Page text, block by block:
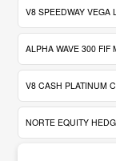
V8 SPEEDWAY VEGA
ALPHA WAVE 300 FIF
V8 CASH PLATINUM
NORTE EQUITY